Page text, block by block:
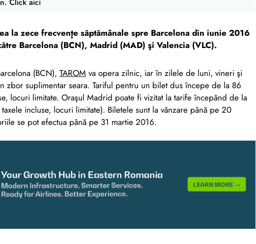
la zece frecvenţe săptămânale spre Barcelona din iunie 2016
Barcelona (BCN), Madrid (MAD) şi Valencia (VLC).
(BCN), TAROM va opera zilnic, iar în zilele de luni, vineri şi
zbor suplimentar seara. Tariful pentru un bilet dus începe de la 86
locuri limitate. Oraşul Madrid poate fi vizitat la tarife începând de la
incluse, locuri limitate). Biletele sunt la vânzare până pe 20
se pot efectua până pe 31 martie 2016.